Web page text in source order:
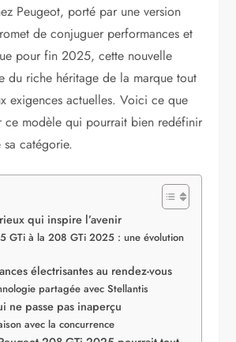
Peugeot, porté par une version
de conjuguer performances et
pour fin 2025, cette nouvelle
du riche héritage de la marque tout
exigences actuelles. Voici ce que
ce modèle qui pourrait bien redéfinir
sa catégorie.
qui inspire l’avenir
GTi à la 208 GTi 2025 : une évolution
électrisantes au rendez-vous
partagée avec Stellantis
ne passe pas inaperçu
avec la concurrence